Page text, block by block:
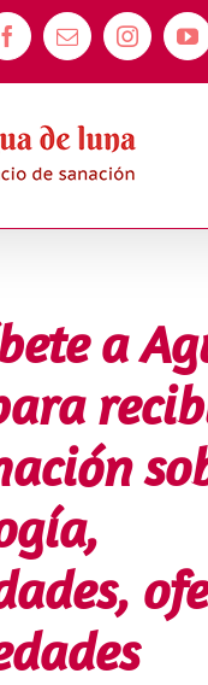
FacebookCorreo
electrónico
a